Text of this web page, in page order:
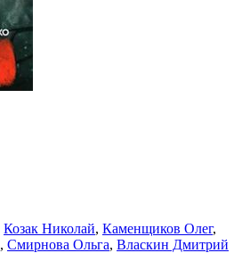
Козак Николай, Каменщиков Олег,
, Смирнова Ольга, Власкин Дмитрий